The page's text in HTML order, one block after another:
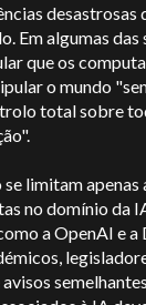
desastrosas
Em algumas das
que os
o mundo
total sobre
limitam apenas
no domínio da
a OpenAI e